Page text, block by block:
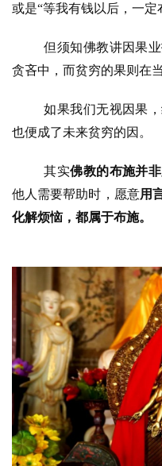
或是“等我有钱以后，一定
但须知佛教讲因果
贪吝中，而贫穷的果则在
如果我们无视因果
也便成了未来贫穷的因。
其实佛教的布施并
他人需要帮助时，愿意用
化解烦恼，都属于布施。